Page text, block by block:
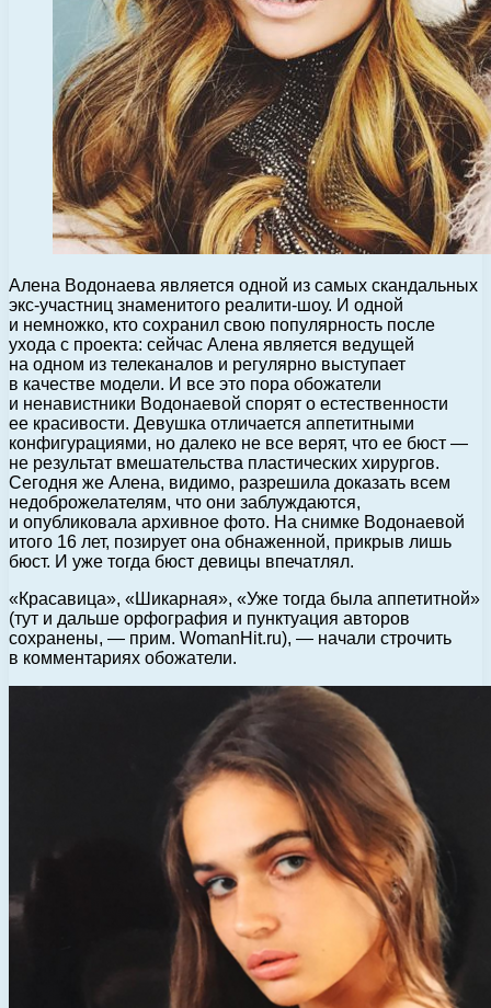
Алена Водонаева является одной из самых скандальных
экс-участниц знаменитого реалити-шоу. И одной
и немножко, кто сохранил свою популярность после
ухода с проекта: сейчас Алена является ведущей
на одном из телеканалов и регулярно выступает
в качестве модели. И все это пора обожатели
и ненавистники Водонаевой спорят о естественности
ее красивости. Девушка отличается аппетитными
конфигурациями, но далеко не все верят, что ее бюст —
не результат вмешательства пластических хирургов.
Сегодня же Алена, видимо, разрешила доказать всем
недоброжелателям, что они заблуждаются,
и опубликовала архивное фото. На снимке Водонаевой
итого 16 лет, позирует она обнаженной, прикрыв лишь
бюст. И уже тогда бюст девицы впечатлял.
«Красавица», «Шикарная», «Уже тогда была аппетитной»
(тут и дальше орфография и пунктуация авторов
сохранены, — прим. WomanHit.ru), — начали строчить
в комментариях обожатели.